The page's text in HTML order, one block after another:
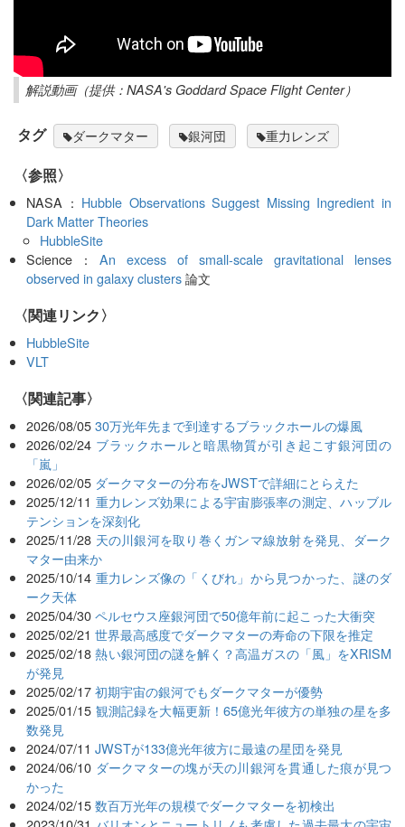
解説動画（提供：NASA's Goddard Space Flight Center）
タグ ダークマター 銀河団 重力レンズ
〈参照〉
NASA： Hubble Observations Suggest Missing Ingredient in
Dark Matter Theories
HubbleSite
Science：An excess of small-scale gravitational lenses
observed in galaxy clusters論文
〈関連リンク〉
HubbleSite
VLT
関連記事
2026/08/05 30万光年先まで到達するブラックホールの爆風
2026/02/24 ブラックホールと暗黒物質が引き起こす銀河団の
「嵐」
2026/02/05 ダークマターの分布をJWSTで詳細にとらえた
2025/12/11 重力レンズ効果による宇宙膨張率の測定、ハッブル
テンションを深刻化
2025/11/28 天の川銀河を取り巻くガンマ線放射を発見、ダーク
マター由来か
2025/10/14 重力レンズ像の「くびれ」から見つかった、謎のダ
ーク天体
2025/04/30 ペルセウス座銀河団で50億年前に起こった大衝突
2025/02/21 世界最高感度でダークマターの寿命の下限を推定
2025/02/18 熱い銀河団の謎を解く？高温ガスの「風」をXRISM
が発見
2025/02/17 初期宇宙の銀河でもダークマターが優勢
2025/01/15 観測記録を大幅更新！65億光年彼方の単独の星を多
数発見
2024/07/11 JWSTが133億光年彼方に最遠の星団を発見
2024/06/10 ダークマターの塊が天の川銀河を貫通した痕が見つ
かった
2024/02/15 数百万光年の規模でダークマターを初検出